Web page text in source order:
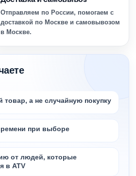
Отправляем по России, помогаем с
доставкой по Москве и самовывозом
в Москве.
а не случайную покупку
при выборе
от людей, которые
в ATV